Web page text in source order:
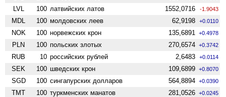
LVL 100 латвийских латов 1552,0716 -1.9043
MDL 100 молдовских леев 62,9198 +0.0110
NOK 100 норвежских крон 135,6891 +0.4978
PLN 100 польских злотых 270,6574 +0.3742
RUB 10 российских рублей 2,6483 +0.0114
SEK 100 шведских крон 109,6899 +0.8070
SGD 100 сингапурских долларов 564,8894 +0.0390
TMT 100 туркменских манатов 281,0526 +0.0245